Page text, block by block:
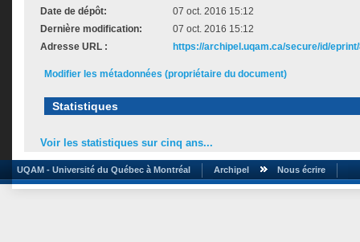
Date de dépôt:
07 oct. 2016 15:12
Dernière modification:
07 oct. 2016 15:12
Adresse URL :
https://archipel.uqam.ca/secure/id/
Modifier les métadonnées (propriétaire du document)
Statistiques
Voir les statistiques sur cinq ans...
UQAM - Université du Québec à Montréal Archipel Nous écrire